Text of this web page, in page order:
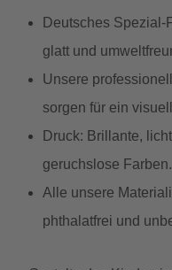
Deutsches Spezial-
glatt und
Unsere
sorgen für ein
Druck: Brillante,
geruchslose Farben.
Alle unsere
phthalatfrei und